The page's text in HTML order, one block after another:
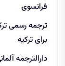
فرانسوی
ترجمه رسمی
برای ترکیه
دارالترجمه